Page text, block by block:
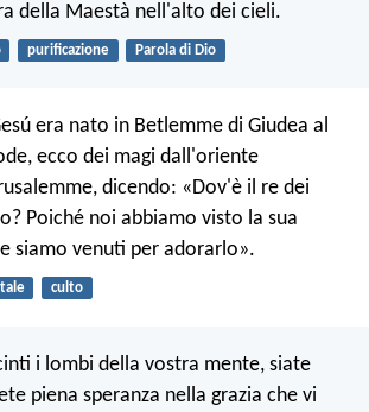
della Maestà nell'alto dei cieli.
purificazione Parola di Dio
era nato in Betlemme di Giudea al
ecco dei magi dall'oriente
dicendo: «Dov'è il re dei
Poiché noi abbiamo visto la sua
siamo venuti per adorarlo».
culto
i lombi della vostra mente, siate
piena speranza nella grazia che vi